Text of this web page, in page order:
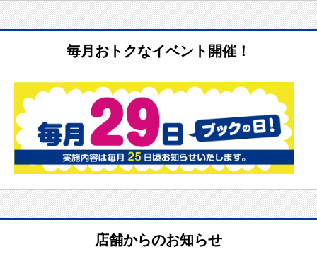
毎月おトクなイベント開催！
店舗からのお知らせ